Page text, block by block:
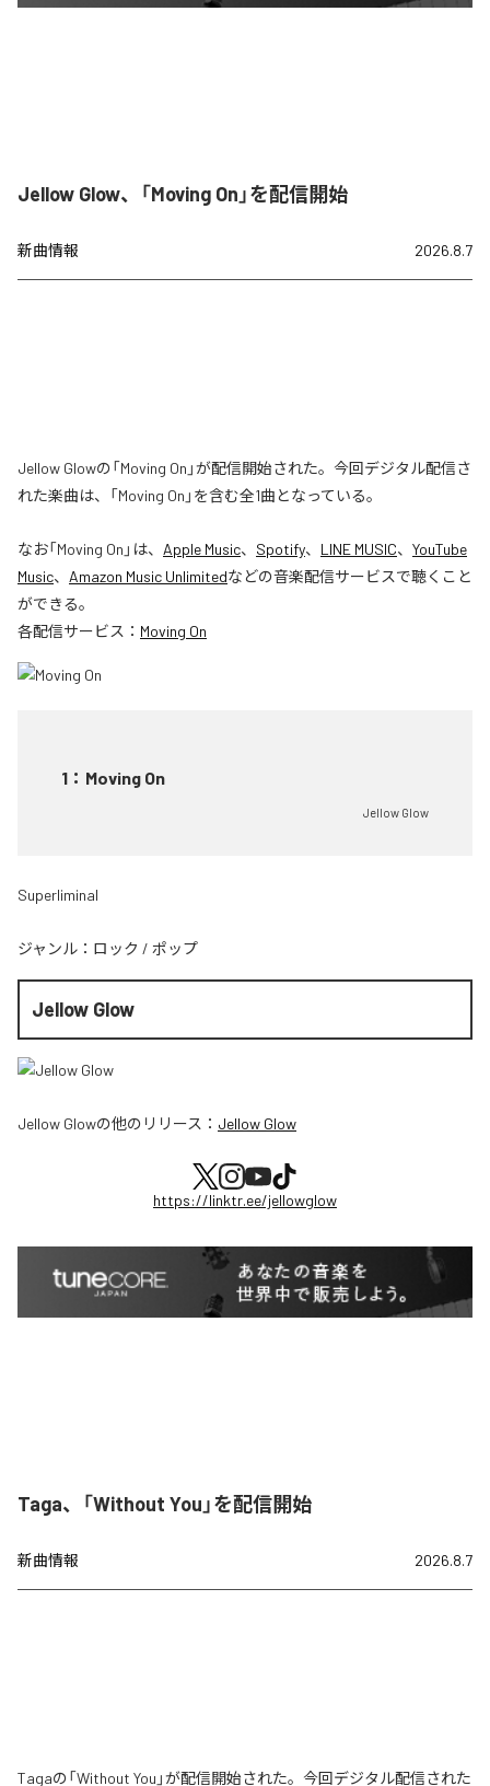
Jellow Glow、「Moving On」を配信開始
新曲情報 2026.8.7
Jellow Glowの「Moving On」が配信開始された。今回デジタル配信さ
れた楽曲は、「Moving On」を含む全1曲となっている。
なお「Moving On 」は、 Apple Music、 Spotify、 LINE MUSIC、 YouTube
Music、 Amazon Music Unlimitedなどの音楽配信サービスで聴くこと
ができる。
各配信サービス： Moving On
1 ： Moving On
Jellow Glow
Superliminal
ジャンル： ロック / ポップ
Jellow Glow
Jellow Glowの他のリリース： Jellow Glow
https://linktr.ee/jellowglow
Taga、「Without You」を配信開始
新曲情報 2026.8.7
Tagaの「Without You」が配信開始された。今回デジタル配信された